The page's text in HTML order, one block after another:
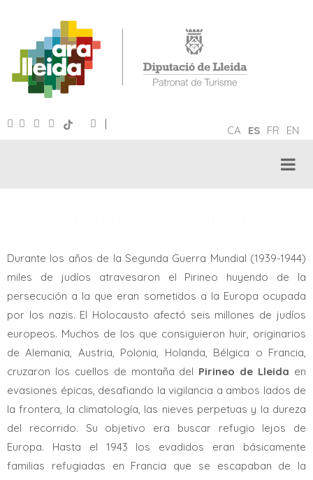
CA ES FR EN
|
Durante los años de la Segunda Guerra Mundial (1939-1944)
miles de judíos atravesaron el Pirineo huyendo de la
persecución a la que eran sometidos a la Europa ocupada
por los nazis. El Holocausto afectó seis millones de judíos
europeos. Muchos de los que consiguieron huir, originarios
de Alemania, Austria, Polonia, Holanda, Bélgica o Francia,
cruzaron los cuellos de montaña del Pirineo de Lleida en
evasiones épicas, desafiando la vigilancia a ambos lados de
la frontera, la climatología, las nieves perpetuas y la dureza
del recorrido. Su objetivo era buscar refugio lejos de
Europa. Hasta el 1943 los evadidos eran básicamente
familias refugiadas en Francia que se escapaban de la